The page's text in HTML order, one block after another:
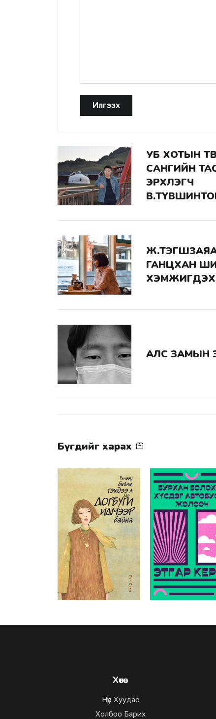
Илгээх
УБ ХОТЫН ТӨВ НОМЫН
САНГИЙН
ЭРХЛЭГЧ
Ж.ТЭГШЗАЯА: ХҮНИЙ ОРШИХУЙ
ГАНЦХАН
АЛС ЗАМЫН
Бүгдийг харах
Хөтөч
Нүүр Хуудас
Холбоо Барих